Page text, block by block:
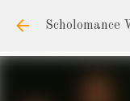
Scholomance